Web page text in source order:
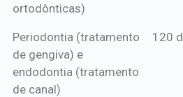
ortodônticas)
Periodontia (tratamento
de gengiva) e
endodontia (tratamento
de canal)
120